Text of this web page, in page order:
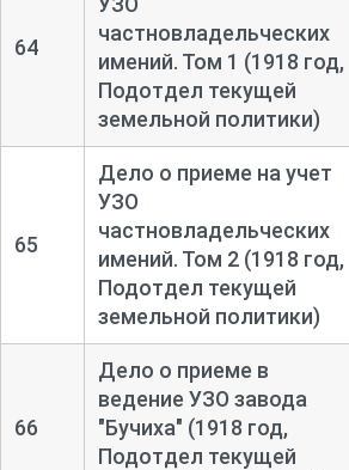
64
частновладельческих
имений. Том 1 (1918 год,
Подотдел текущей
земельной политики)
65
Дело о приеме на учет
УЗО
частновладельческих
имений. Том 2 (1918 год,
Подотдел текущей
земельной политики)
66
Дело о приеме в
ведение УЗО завода
"Бучиха" (1918 год,
Подотдел текущей